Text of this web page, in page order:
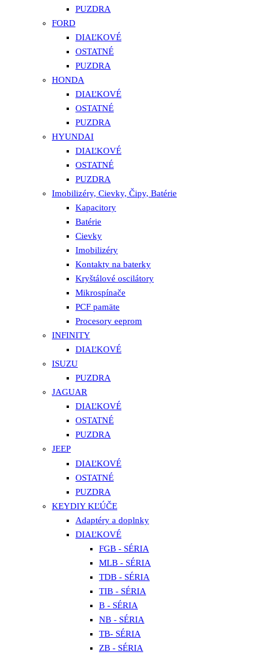
PUZDRA
FORD
DIAĽKOVÉ
OSTATNÉ
PUZDRA
HONDA
DIAĽKOVÉ
OSTATNÉ
PUZDRA
HYUNDAI
DIAĽKOVÉ
OSTATNÉ
PUZDRA
Imobilizéry, Cievky, Čipy, Batérie
Kapacitory
Batérie
Cievky
Imobilizéry
Kontakty na baterky
Kryštálové oscilátory
Mikrospínače
PCF pamäte
Procesory eeprom
INFINITY
DIAĽKOVÉ
ISUZU
PUZDRA
JAGUAR
DIAĽKOVÉ
OSTATNÉ
PUZDRA
JEEP
DIAĽKOVÉ
OSTATNÉ
PUZDRA
KEYDIY KĽÚČE
Adaptéry a doplnky
DIAĽKOVÉ
FGB - SÉRIA
MLB - SÉRIA
TDB - SÉRIA
TIB - SÉRIA
B - SÉRIA
NB - SÉRIA
TB- SÉRIA
ZB - SÉRIA